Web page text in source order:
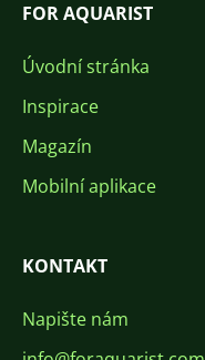
FOR AQUARIST
Úvodní stránka
Inspirace
Magazín
Mobilní aplikace
KONTAKT
Napište nám